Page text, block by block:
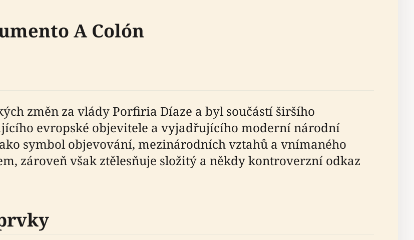
A Colón
změn za vlády Porfiria Díaze a byl součástí širšího
evropské objevitele a vyjadřujícího moderní národní
symbol objevování, mezinárodních vztahů a vnímaného
zároveň však ztělesňuje složitý a někdy kontroverzní odkaz